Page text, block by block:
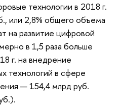
технологии в 2018 г.
или 2,8% общего объема
на развитие цифровой
в 1,5 раза больше
г. на внедрение
технологий в сфере
— 154,4 млрд руб.